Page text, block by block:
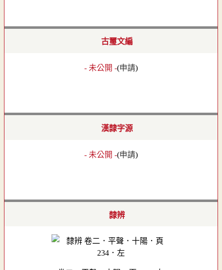
古璽文編
- 未公開 -(申請)
漢隸字源
- 未公開 -(申請)
隸辨